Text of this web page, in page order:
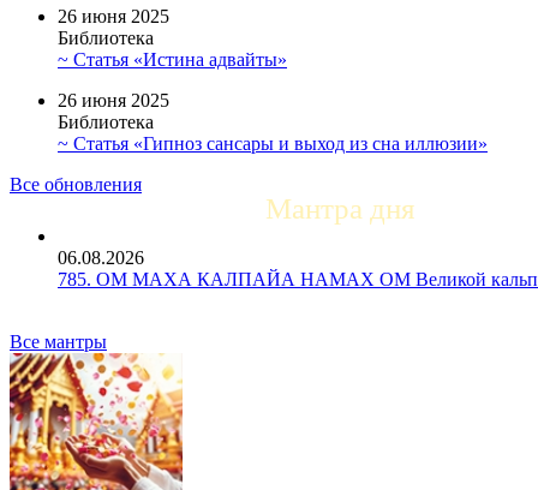
26 июня 2025
Библиотека
~ Статья «Истина адвайты»
26 июня 2025
Библиотека
~ Статья «Гипноз сансары и выход из сна иллюзии»
Все обновления
Мантра дня
06.08.2026
785. ОМ МАХА КАЛПАЙА НАМАХ ОМ Великой кальпе
Все мантры